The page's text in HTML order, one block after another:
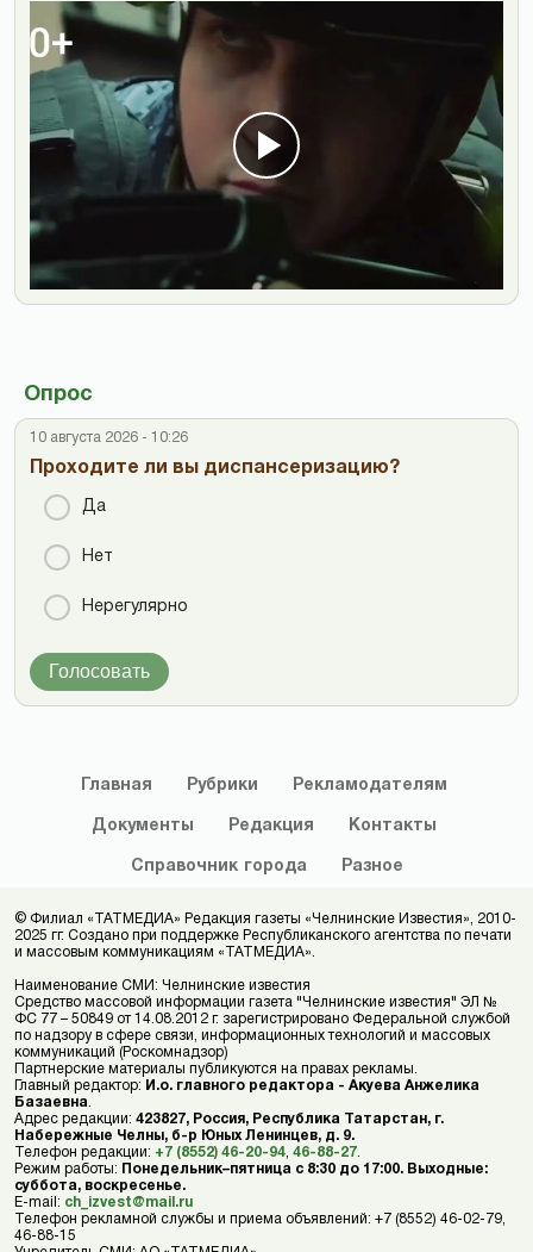
Опрос
10 августа 2026 - 10:26
Проходите ли вы диспансеризацию?
Да
Нет
Нерегулярно
Голосовать
Главная Рубрики Рекламодателям
Документы Редакция Контакты
Справочник города Разное
© Филиал «ТАТМЕДИА» Редакция газеты «Челнинские Известия», 2010-
2025 гг. Создано при поддержке Республиканского агентства по печати
и массовым коммуникациям «ТАТМЕДИА».
Наименование СМИ: Челнинские известия
Средство массовой информации газета "Челнинские известия" ЭЛ №
ФС 77 – 50849 от 14.08.2012 г. зарегистрировано Федеральной службой
по надзору в сфере связи, информационных технологий и массовых
коммуникаций (Роскомнадзор)
Партнерские материалы публикуются на правах рекламы.
Главный редактор: И.о. главного редактора - Акуева Анжелика
Базаевна
Адрес редакции: 423827, Россия, Республика Татарстан, г.
Набережные Челны, б-р Юных Ленинцев, д. 9.
Телефон редакции: +7 (8552) 46-20-94 46-88-27
Режим работы: Понедельник–пятница с 8:30 до 17:00. Выходные:
суббота, воскресенье.
E-mail: ch_izvest@mail.ru
Телефон рекламной службы и приема объявлений: +7 (8552) 46-02-79,
46-88-15